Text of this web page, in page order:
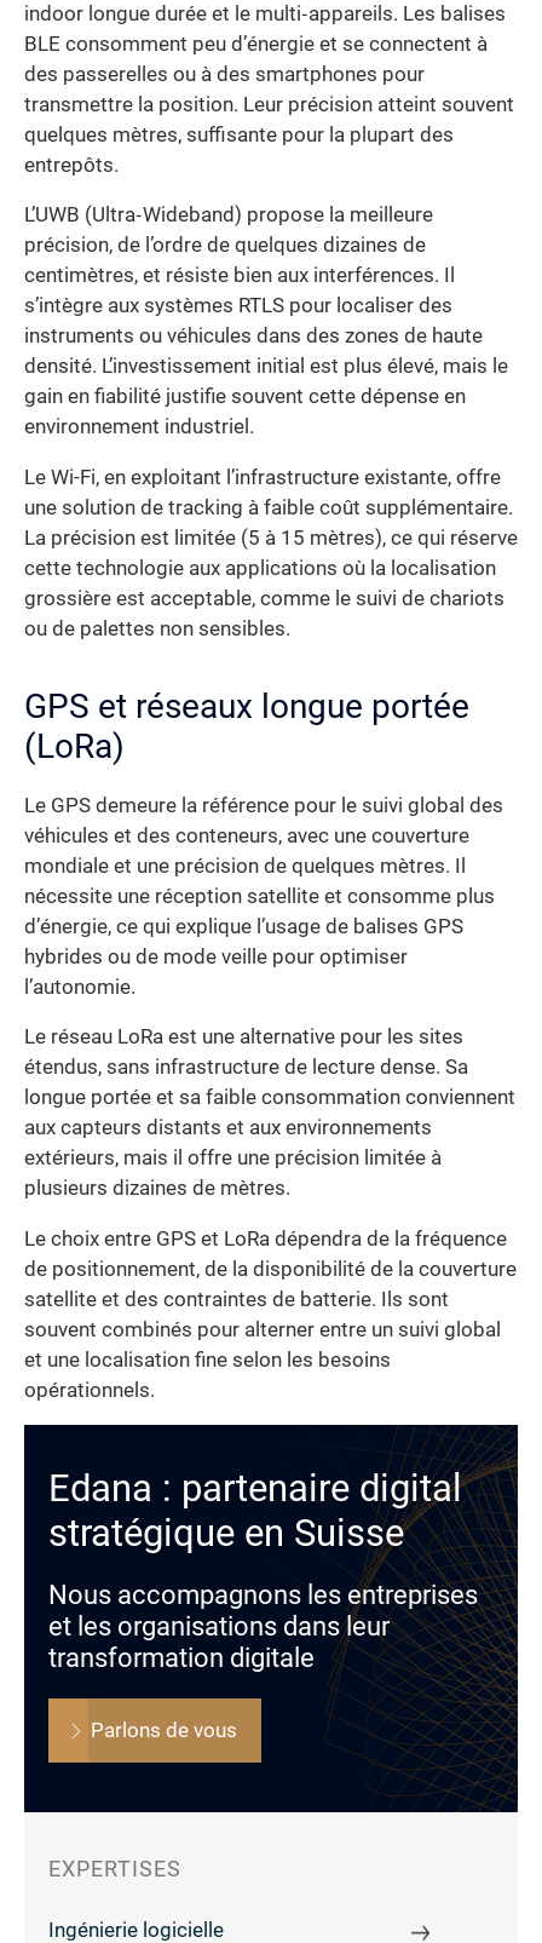
indoor longue durée et le multi‐appareils. Les balises
BLE consomment peu d’énergie et se connectent à
des passerelles ou à des smartphones pour
transmettre la position. Leur précision atteint souvent
quelques mètres, suffisante pour la plupart des
entrepôts.
L’UWB (Ultra‐Wideband) propose la meilleure
précision, de l’ordre de quelques dizaines de
centimètres, et résiste bien aux interférences. Il
s’intègre aux systèmes RTLS pour localiser des
instruments ou véhicules dans des zones de haute
densité. L’investissement initial est plus élevé, mais le
gain en fiabilité justifie souvent cette dépense en
environnement industriel.
Le Wi-Fi, en exploitant l’infrastructure existante, offre
une solution de tracking à faible coût supplémentaire.
La précision est limitée (5 à 15 mètres), ce qui réserve
cette technologie aux applications où la localisation
grossière est acceptable, comme le suivi de chariots
ou de palettes non sensibles.
GPS et réseaux longue portée
(LoRa)
Le GPS demeure la référence pour le suivi global des
véhicules et des conteneurs, avec une couverture
mondiale et une précision de quelques mètres. Il
nécessite une réception satellite et consomme plus
d’énergie, ce qui explique l’usage de balises GPS
hybrides ou de mode veille pour optimiser
l’autonomie.
Le réseau LoRa est une alternative pour les sites
étendus, sans infrastructure de lecture dense. Sa
longue portée et sa faible consommation conviennent
aux capteurs distants et aux environnements
extérieurs, mais il offre une précision limitée à
plusieurs dizaines de mètres.
Le choix entre GPS et LoRa dépendra de la fréquence
de positionnement, de la disponibilité de la couverture
satellite et des contraintes de batterie. Ils sont
souvent combinés pour alterner entre un suivi global
et une localisation fine selon les besoins
opérationnels.
Edana : partenaire digital
stratégique en Suisse
Nous accompagnons les entreprises
et les organisations dans leur
transformation digitale
Parlons de vous
EXPERTISES
Ingénierie logicielle